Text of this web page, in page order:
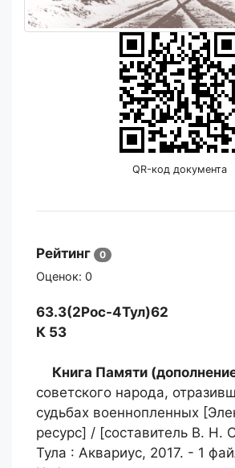
QR-код документа
Рейтинг 0
Оценок: 0
63.3(2Рос-4Тул)62
К 53
Книга Памяти
советского народа,
судьбах военнопленных
ресурс] / [составитель В. Н.
Тула : Аквариус, 2017. - 1